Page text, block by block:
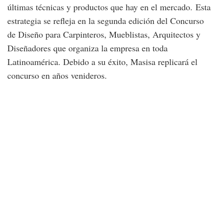
últimas técnicas y productos que hay en el mercado. Esta
estrategia se refleja en la segunda edición del Concurso
de Diseño para Carpinteros, Mueblistas, Arquitectos y
Diseñadores que organiza la empresa en toda
Latinoamérica. Debido a su éxito, Masisa replicará el
concurso en años venideros.